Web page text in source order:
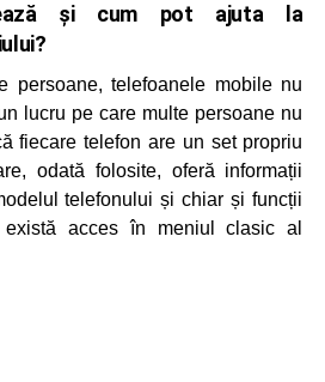
și cum pot ajuta la
persoane, telefoanele mobile nu
lucru pe care multe persoane nu
fiecare telefon are un set propriu
odată folosite, oferă informații
telefonului și chiar și funcții
acces în meniul clasic al